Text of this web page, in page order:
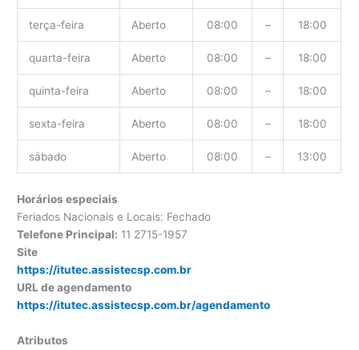
terça-feira Aberto 08:00 – 18:00
quarta-feira Aberto 08:00 – 18:00
quinta-feira Aberto 08:00 – 18:00
sexta-feira Aberto 08:00 – 18:00
sábado Aberto 08:00 – 13:00
Horários especiais
Feriados Nacionais e Locais: Fechado
Telefone Principal: 11 2715-1957
Site
https://itutec.assistecsp.com.br
URL de agendamento
https://itutec.assistecsp.com.br/agendamento
Atributos